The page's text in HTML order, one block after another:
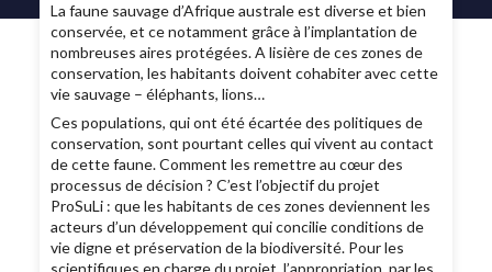
La faune sauvage d’Afrique australe est diverse et bien
conservée, et ce notamment grâce à l’implantation de
nombreuses aires protégées. A lisière de ces zones de
conservation, les habitants doivent cohabiter avec cette
vie sauvage – éléphants, lions…
Ces populations, qui ont été écartée des politiques de
conservation, sont pourtant celles qui vivent au contact
de cette faune. Comment les remettre au cœur des
processus de décision ? C’est l’objectif du projet
ProSuLi : que les habitants de ces zones deviennent les
acteurs d’un développement qui concilie conditions de
vie digne et préservation de la biodiversité. Pour les